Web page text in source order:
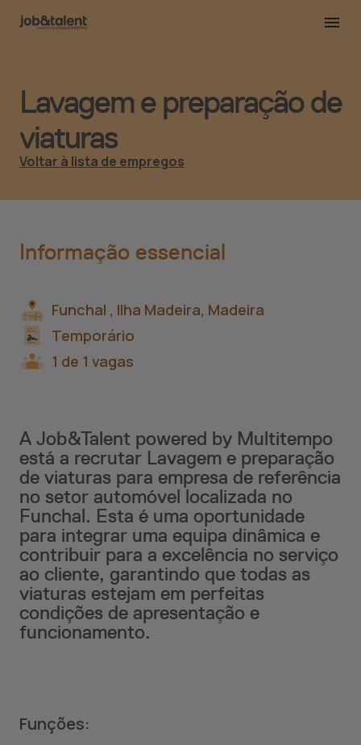
Lavagem e preparação de
viaturas
Voltar à lista de empregos
A Job&Talent powered by Multitempo
está a recrutar Lavagem e preparação
de viaturas para empresa de referência
no setor automóvel localizada no
Funchal. Esta é uma oportunidade
para integrar uma equipa dinâmica e
contribuir para a excelência no serviço
ao cliente, garantindo que todas as
viaturas estejam em perfeitas
condições de apresentação e
funcionamento.
Funções:
Informação essencial
Funchal , Ilha Madeira, Madeira
Temporário
1 de 1 vagas